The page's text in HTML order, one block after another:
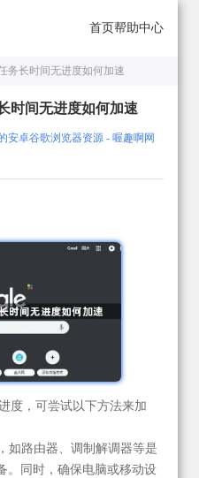
首页帮助中心
务长时间无进度如何加速
时间无进度如何加速
安卓谷歌浏览器资源 - 喔趣啊网
度，可尝试以下方法来加
如路由器、调制解调器等是
。同时，确保电脑或移动设